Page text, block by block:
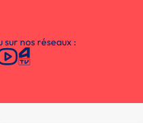
nos réseaux :